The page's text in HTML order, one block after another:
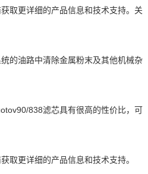
取更详细的产品信息和技术支持。关
的油路中清除金属粉末及其他机械杂
838滤芯具有很高的性价比，可
取更详细的产品信息和技术支持。